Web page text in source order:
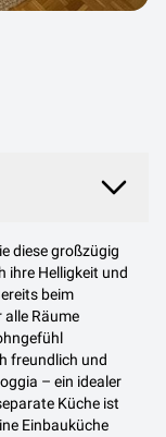
diese großzügig
ihre Helligkeit und
beim
alle Räume
freundlich und
– ein idealer
Küche ist
Einbauküche